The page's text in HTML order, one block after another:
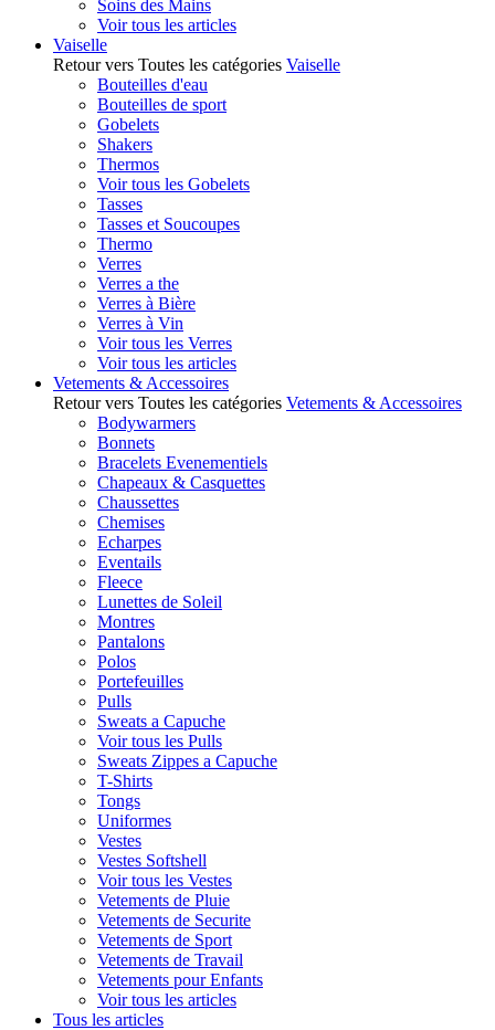
Soins des Mains
Voir tous les articles
Vaiselle
Retour vers Toutes les catégories Vaiselle
Bouteilles d'eau
Bouteilles de sport
Gobelets
Shakers
Thermos
Voir tous les Gobelets
Tasses
Tasses et Soucoupes
Thermo
Verres
Verres a the
Verres à Bière
Verres à Vin
Voir tous les Verres
Voir tous les articles
Vetements & Accessoires
Retour vers Toutes les catégories Vetements & Accessoires
Bodywarmers
Bonnets
Bracelets Evenementiels
Chapeaux & Casquettes
Chaussettes
Chemises
Echarpes
Eventails
Fleece
Lunettes de Soleil
Montres
Pantalons
Polos
Portefeuilles
Pulls
Sweats a Capuche
Voir tous les Pulls
Sweats Zippes a Capuche
T-Shirts
Tongs
Uniformes
Vestes
Vestes Softshell
Voir tous les Vestes
Vetements de Pluie
Vetements de Securite
Vetements de Sport
Vetements de Travail
Vetements pour Enfants
Voir tous les articles
Tous les articles